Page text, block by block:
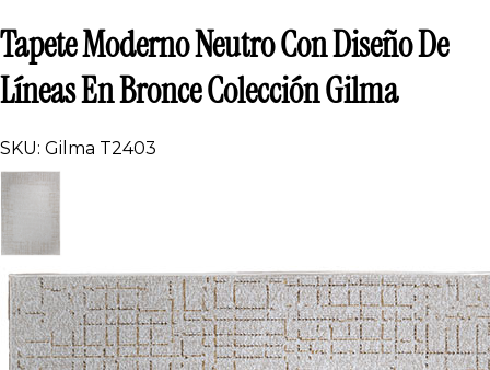
Tapete Moderno Neutro Con Diseño De
Líneas En Bronce Colección Gilma
SKU: Gilma T2403